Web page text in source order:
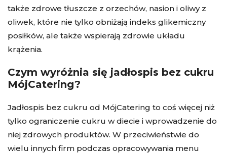
także zdrowe tłuszcze z orzechów, nasion i oliwy z
oliwek, które nie tylko obniżają indeks glikemiczny
posiłków, ale także wspierają zdrowie układu
krążenia.
Czym wyróżnia się jadłospis bez cukru
MójCatering?
Jadłospis bez cukru od MójCatering to coś więcej niż
tylko ograniczenie cukru w diecie i wprowadzenie do
niej zdrowych produktów. W przeciwieństwie do
wielu innych firm podczas opracowywania menu